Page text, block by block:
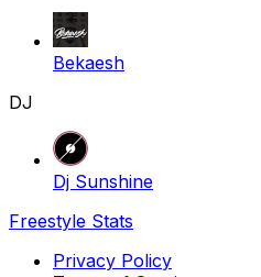
Bekaesh
DJ
Dj Sunshine
Freestyle Stats
Privacy Policy